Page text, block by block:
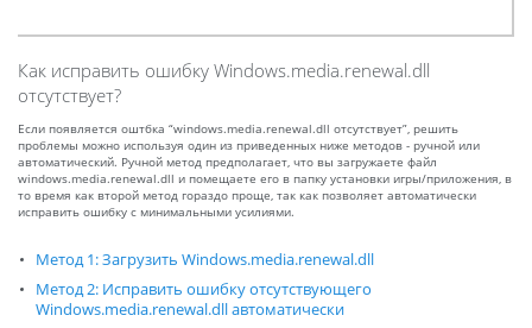
Как исправить ошибку Windows.media.renewal.dll
отсутствует?
Если появляется оштбка “windows.media.renewal.dll отсутствует”, решить
проблемы можно используя один из приведенных ниже методов - ручной или
автоматический. Ручной метод предполагает, что вы загружаете файл
windows.media.renewal.dll и помещаете его в папку установки игры/приложения, в
то время как второй метод гораздо проще, так как позволяет автоматически
исправить ошибку с минимальными усилиями.
Метод 1: Загрузить Windows.media.renewal.dll
Метод 2: Исправить ошибку отсутствующего
Windows.media.renewal.dll автоматически